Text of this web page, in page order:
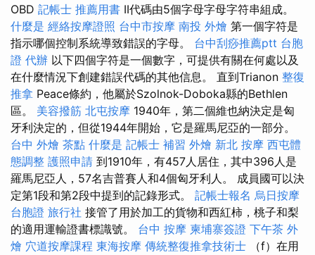
OBD 記帳士 推薦用書 II代碼由5個字母字母字符串組成。
什麼是 經絡按摩證照 台中市按摩 南投 外燴 第一個字符是
指示哪個控制系統導致錯誤的字母。 台中刮痧推薦ptt 台胞
證 代辦 以下四個字符是一個數字，可提供有關在何處以及
在什麼情況下創建錯誤代碼的其他信息。 直到Trianon 整復
推拿 Peace條約，他屬於Szolnok-Doboka縣的Bethlen
區。 美容撥筋 北屯按摩 1940年，第二個維也納決定是匈
牙利決定的，但從1944年開始，它是羅馬尼亞的一部分。
台中 外燴 茶點 什麼是 記帳士 補習 外燴 新北 按摩 西屯體
態調整 護照申請 到1910年，有457人居住，其中396人是
羅馬尼亞人，57名吉普賽人和4個匈牙利人。 成員國可以決
定第1段和第2段中提到的記錄形式。 記帳士報名 烏日按摩
台胞證 旅行社 接管了用於加工的貨物和西紅柿，桃子和梨
的適用運輸證書標識號。 台中 按摩 柬埔寨簽證 下午茶 外
燴 穴道按摩課程 東海按摩 傳統整復推拿技術士 （f）在用